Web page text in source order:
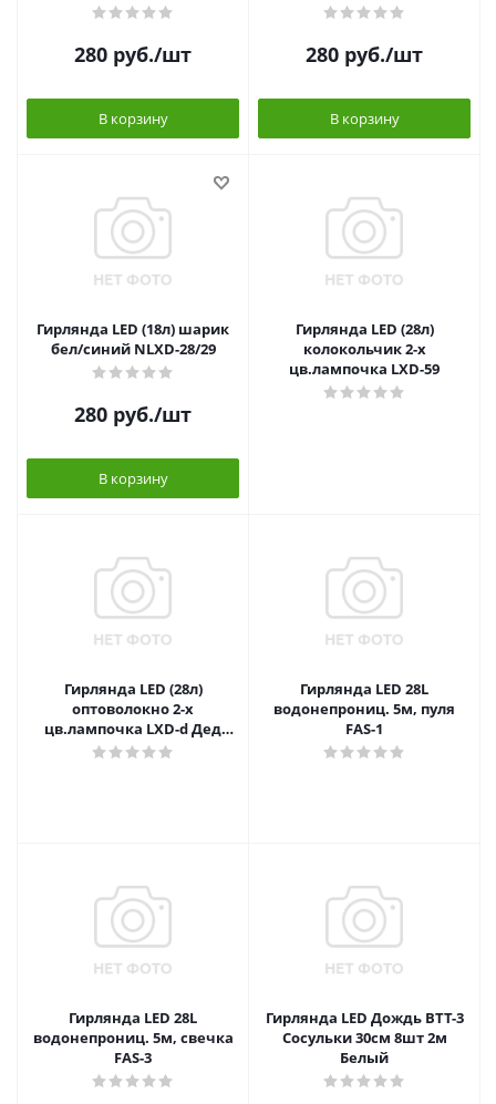
280 руб./шт
В корзину
280 руб./шт
В корзину
Гирлянда LED (18л) шарик
бел/синий NLXD-28/29
280 руб./шт
В корзину
Гирлянда LED (28л)
колокольчик 2-х
цв.лампочка LXD-59
Гирлянда LED (28л)
оптоволокно 2-х
цв.лампочка LXD-d Дед
Мороз
Гирлянда LED 28L
водонепрониц. 5м, пуля
FAS-1
Гирлянда LED 28L
водонепрониц. 5м, свечка
FAS-3
Гирлянда LED Дождь ВТТ-3
Сосульки 30см 8шт 2м
Белый